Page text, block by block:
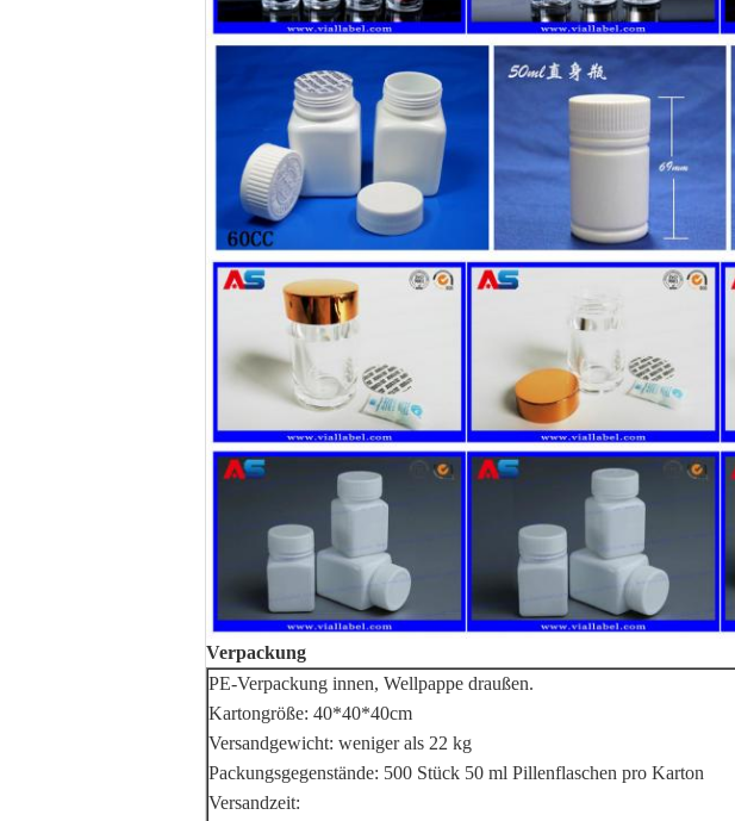
Verpackung
PE-Verpackung innen, Wellpappe draußen.
Kartongröße: 40*40*40cm
Versandgewicht: weniger als 22 kg
Packungsgegenstände: 500 Stück 50 ml Pillenflaschen pro Karton
Versandzeit: